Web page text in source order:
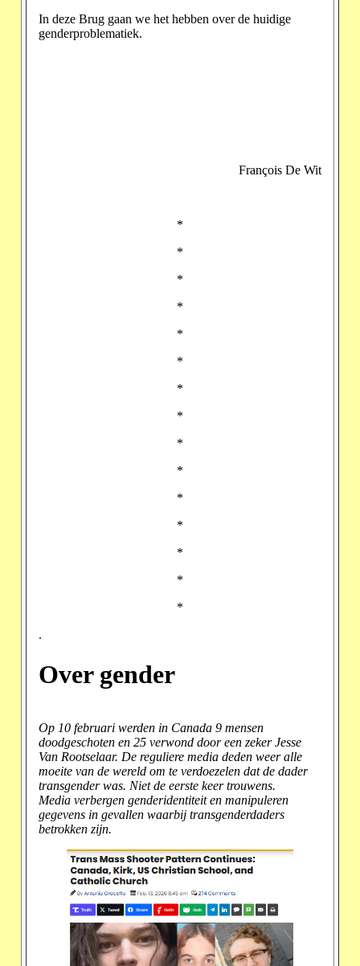
In deze Brug gaan we het hebben over de huidige
genderproblematiek.
François De Wit
*
*
*
*
*
*
*
*
*
*
*
*
*
*
*
.
Over gender
Op 10 februari werden in Canada 9 mensen
doodgeschoten en 25 verwond door een zeker Jesse
Van Rootselaar. De reguliere media deden weer alle
moeite van de wereld om te verdoezelen dat de dader
transgender was. Niet de eerste keer trouwens.
Media verbergen genderidentiteit en manipuleren
gegevens in gevallen waarbij transgenderdaders
betrokken zijn.